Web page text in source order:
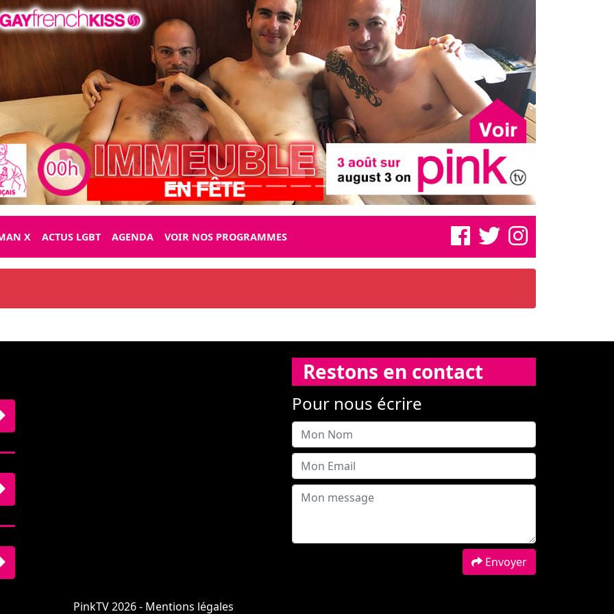
X ACTUS LGBT AGENDA VOIR NOS PROGRAMMES
Restons en contact
Pour nous écrire
Envoyer
PinkTV 2026 - Mentions légales